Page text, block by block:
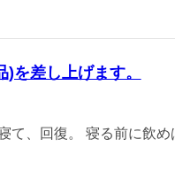
を差し上げます。
て、回復。 寝る前に飲